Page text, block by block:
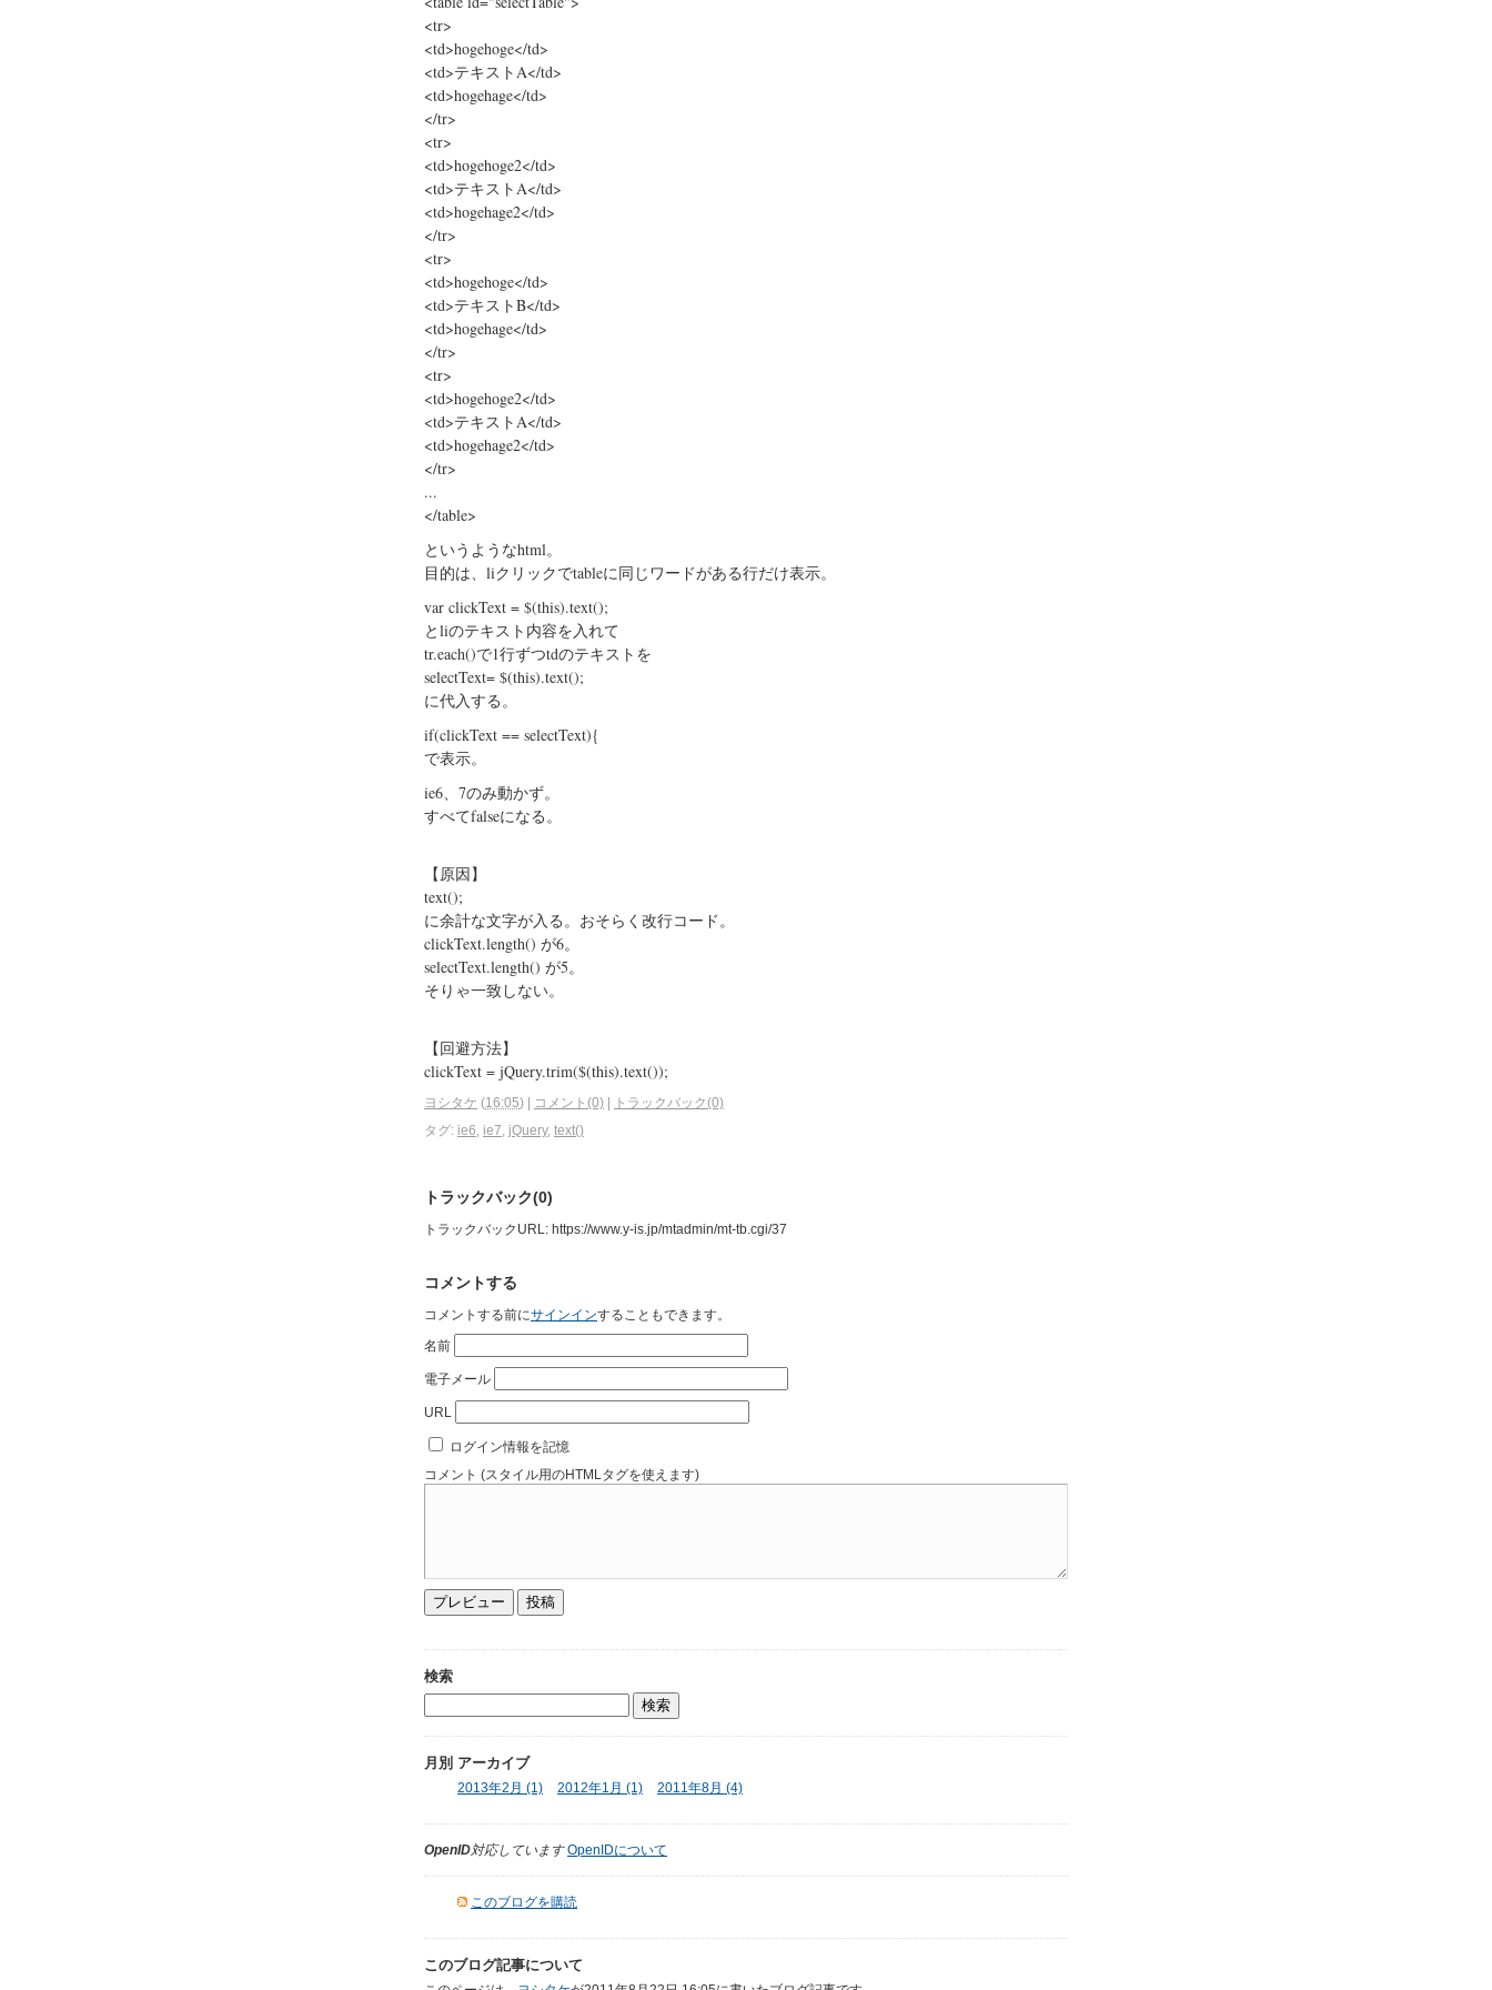
<tr>
<td>hogehoge</td>
<td>テキストA</td>
<td>hogehage</td>
</tr>
<tr>
<td>hogehoge2</td>
<td>テキストA</td>
<td>hogehage2</td>
</tr>
<tr>
<td>hogehoge</td>
<td>テキストB</td>
<td>hogehage</td>
</tr>
<tr>
<td>hogehoge2</td>
<td>テキストA</td>
<td>hogehage2</td>
</tr>
...
</table>
というようなhtml。
目的は、liクリックでtableに同じワードがある行だけ表示。
var clickText = $(this).text();
とliのテキスト内容を入れて
tr.each()で1行ずつtdのテキストを
selectText= $(this).text();
に代入する。
if(clickText == selectText){
で表示。
ie6、7のみ動かず。
すべてfalseになる。
【原因】
text();
に余計な文字が入る。おそらく改行コード。
clickText.length() が6。
selectText.length() が5。
そりゃ一致しない。
【回避方法】
clickText = jQuery.trim($(this).text());
ヨシタケ (16:05) コメント(0)
トラックバック(0)
タグ: ie6, ie7, jQuery, text()
トラックバック(0)
トラックバックURL: https://www.y-is.jp/mtadmin/mt-tb.cgi/37
コメントする
コメントする前にサインインすることもできます。
名前
電子メール
URL
ログイン情報を記憶
コメント (スタイル用のHTMLタグを使えます)
検索
月別 アーカイブ
2013年2月 (1) 2012年1月 (1) 2011年8月 (4)
OpenID対応しています OpenIDについて
このブログを購読
このブログ記事について